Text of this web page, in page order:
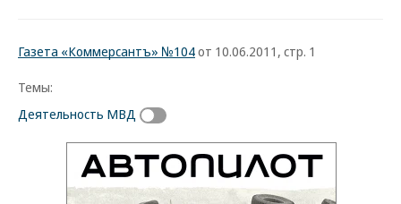
Газета «Коммерсантъ» №104от 10.06.2011, стр. 1
Темы:
Деятельность МВД